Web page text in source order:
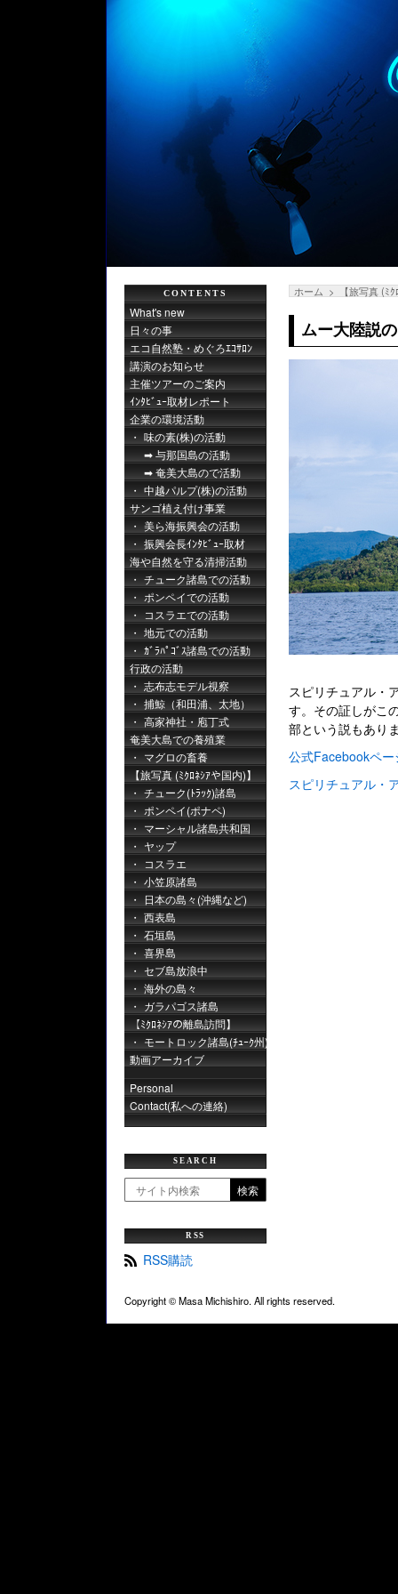
ホーム 【旅写真 (ﾐ
ムー大陸説
スピリチュアル・
す。その証しがこ
部という説もあり
公式Facebookペー
スピリチュアル・
CONTENTS
What's new
日々の事
エコ自然塾・めぐろｴｺｻﾛﾝ
講演のお知らせ
主催ツアーのご案内
ｲﾝﾀﾋﾞｭｰ取材レポート
企業の環境活動
味の素(株)の活動
与那国島の活動
奄美大島ので活動
中越パルプ(株)の活動
サンゴ植え付け事業
美ら海振興会の活動
振興会長ｲﾝﾀﾋﾞｭｰ取材
海や自然を守る清掃活動
チューク諸島での活動
ポンペイでの活動
コスラエでの活動
地元での活動
ｶﾞﾗﾊﾟｺﾞｽ諸島での活動
行政の活動
志布志モデル視察
捕鯨（和田浦、太地）
高家神社・庖丁式
奄美大島での養殖業
マグロの畜養
【旅写真 (ﾐｸﾛﾈｼｱや国内)】
チューク(ﾄﾗｯｸ)諸島
ポンペイ(ポナペ)
マーシャル諸島共和国
ヤップ
コスラエ
小笠原諸島
日本の島々(沖縄など)
西表島
石垣島
喜界島
セブ島放浪中
海外の島々
ガラパゴス諸島
【ﾐｸﾛﾈｼｱの離島訪問】
モートロック諸島(ﾁｭｰｸ州)
動画アーカイブ
Personal
Contact(私への連絡)
SEARCH
検索
RSS
RSS購読
Copyright ©Masa Michishiro. All rights reserved.